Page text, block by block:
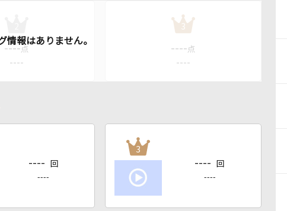
---- 点
----
3
---- 点
----
---- 回
----
3
---- 回
----